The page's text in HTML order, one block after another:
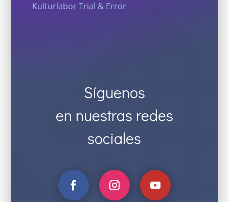
Kulturlabor Trial & Error
Síguenos
en nuestras redes
sociales